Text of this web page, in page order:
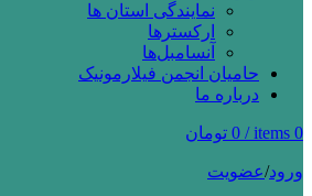
نمایندگی استان ها
ارکسترها
آنسامبل‌ها
حامیان انجمن فیلارمونیک
درباره ما
0
items
/
0 تومان
ورود/عضویت